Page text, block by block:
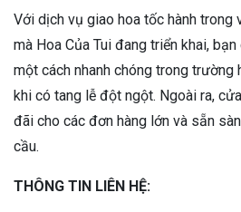
Với dịch vụ giao hoa tốc hành trong
mà Hoa Của Tui đang triển khai,
một cách nhanh chóng trong trường
khi có tang lễ đột ngột. Ngoài ra,
đãi cho các đơn hàng lớn và sẵn
cầu.
THÔNG TIN LIÊN HỆ: